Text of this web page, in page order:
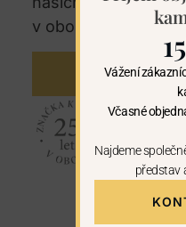
v oboru kamenictví.
Vážení
Včasné
Najdeme
představ